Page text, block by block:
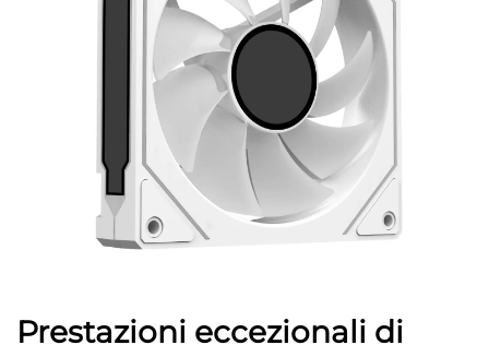
Prestazioni eccezionali di